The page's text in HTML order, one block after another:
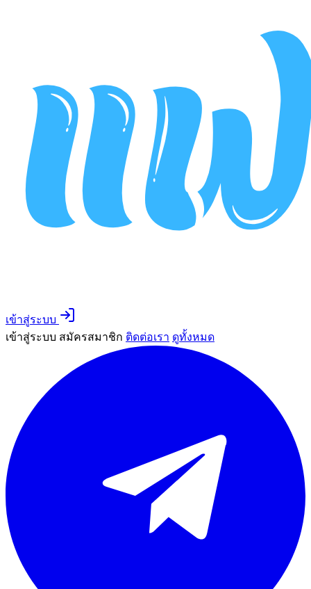
เข้าสู่ระบบ
เข้าสู่ระบบ สมัครสมาชิก ติดต่อเรา ดูทั้งหมด